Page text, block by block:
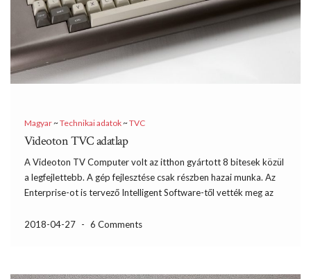
Magyar~Technikai adatok~TVC
Videoton TVC adatlap
A Videoton TV Computer volt az itthon gyártott 8 bitesek közül
a legfejlettebb. A gép fejlesztése csak részben hazai munka. Az
Enterprise-ot is tervező Intelligent Software-től vették meg az
szabták át a hazai igények és lehetőségek alapján. […]
2018-04-27 - 6 Comments